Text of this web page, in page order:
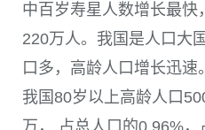
中百岁寿星人数增长最快
220万人。我国是人口大
口多，高龄人口增长迅速
我国80岁以上高龄人口
万， 占总人口的0.96%，